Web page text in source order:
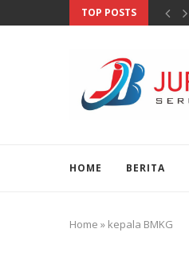
TOP POSTS
HOME BERITA
Home » kepala BMKG